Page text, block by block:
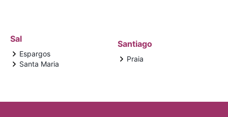
Sal
Espargos
Santa Maria
Santiago
Praia